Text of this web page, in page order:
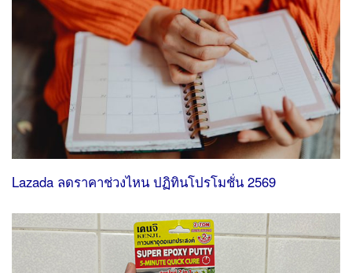
Lazada ลดราคาช่วงไหน ปฏิทินโปรโมชั่น 2569